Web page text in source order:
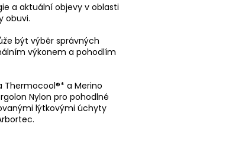
a aktuální objevy v oblasti
obuvi.
být výběr správných
výkonem a pohodlím
Thermocool®* a Merino
Nylon pro pohodlné
lýtkovými úchyty